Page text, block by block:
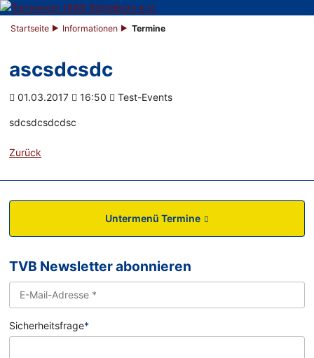
Startseite Informationen Termine
ascsdcsdc
01.03.2017 16:50 Test-Events
sdcsdcsdcdsc
Zurück
Untermenü Termine
TVB Newsletter abonnieren
Sicherheitsfrage*